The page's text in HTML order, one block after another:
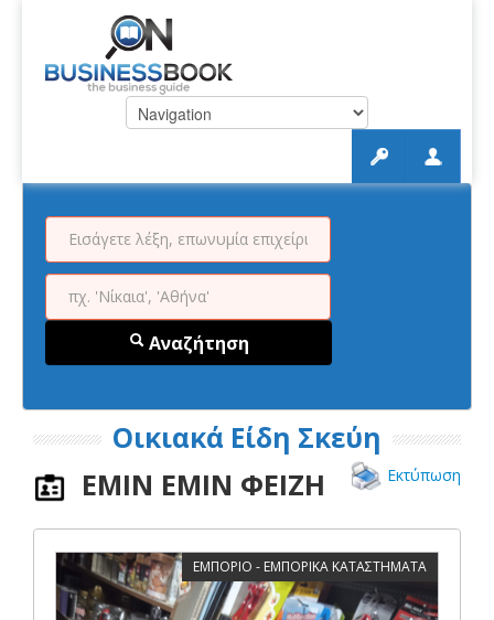
Αναζήτηση
Οικιακά Είδη Σκεύη
ΕΜΙΝ ΕΜΙΝ ΦΕΙΖΗ Εκτύπωση
ΕΜΠΟΡΙΟ - ΕΜΠΟΡΙΚΑ ΚΑΤΑΣΤΗΜΑΤΑ